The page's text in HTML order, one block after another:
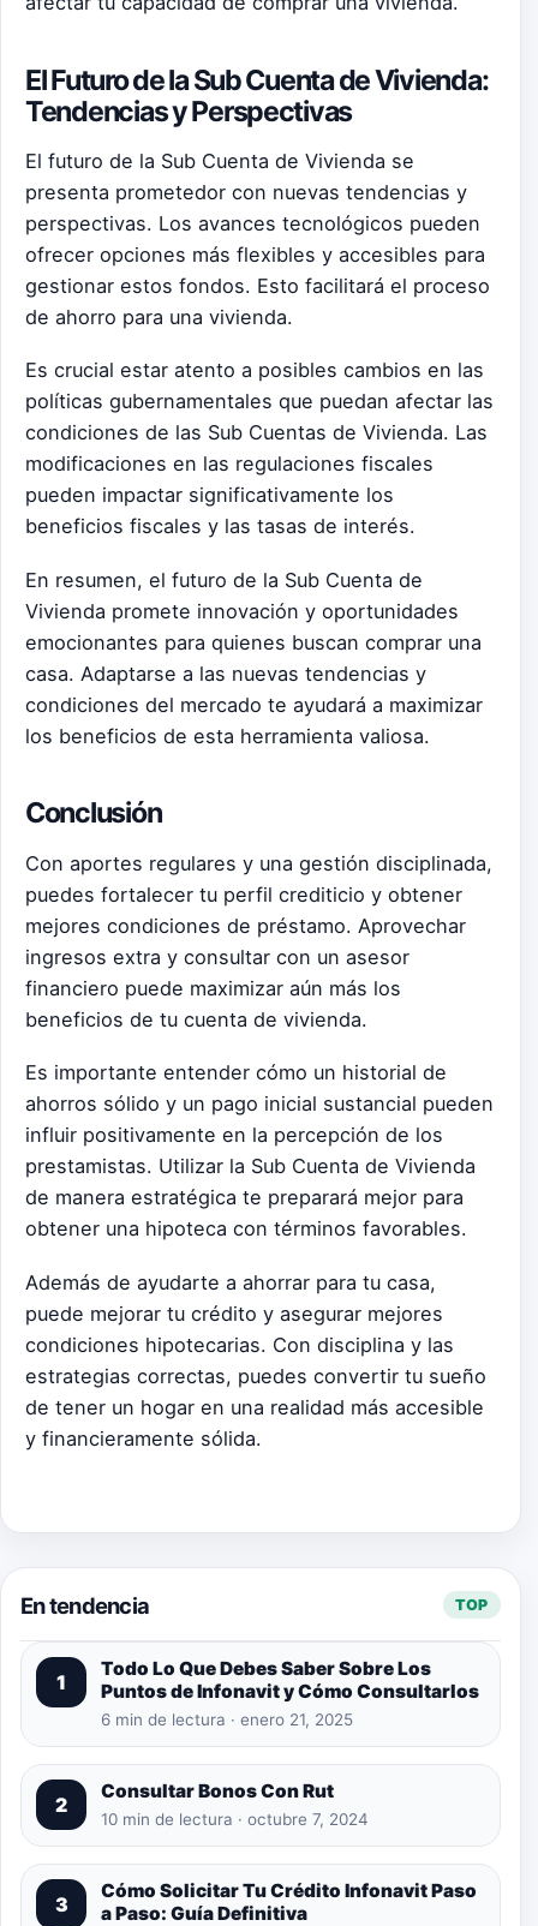
El Futuro de la Sub Cuenta de Vivienda:
Tendencias y Perspectivas
El futuro de la Sub Cuenta de Vivienda se
presenta prometedor con nuevas tendencias y
perspectivas. Los avances tecnológicos pueden
ofrecer opciones más flexibles y accesibles para
gestionar estos fondos. Esto facilitará el proceso
de ahorro para una vivienda.
Es crucial estar atento a posibles cambios en las
políticas gubernamentales que puedan afectar las
condiciones de las Sub Cuentas de Vivienda. Las
modificaciones en las regulaciones fiscales
pueden impactar significativamente los
beneficios fiscales y las tasas de interés.
En resumen, el futuro de la Sub Cuenta de
Vivienda promete innovación y oportunidades
emocionantes para quienes buscan comprar una
casa. Adaptarse a las nuevas tendencias y
condiciones del mercado te ayudará a maximizar
los beneficios de esta herramienta valiosa.
Conclusión
Con aportes regulares y una gestión disciplinada,
puedes fortalecer tu perfil crediticio y obtener
mejores condiciones de préstamo. Aprovechar
ingresos extra y consultar con un asesor
financiero puede maximizar aún más los
beneficios de tu cuenta de vivienda.
Es importante entender cómo un historial de
ahorros sólido y un pago inicial sustancial pueden
influir positivamente en la percepción de los
prestamistas. Utilizar la Sub Cuenta de Vivienda
de manera estratégica te preparará mejor para
obtener una hipoteca con términos favorables.
Además de ayudarte a ahorrar para tu casa,
puede mejorar tu crédito y asegurar mejores
condiciones hipotecarias. Con disciplina y las
estrategias correctas, puedes convertir tu sueño
de tener un hogar en una realidad más accesible
y financieramente sólida.
En tendencia TOP
1
Todo Lo Que Debes Saber Sobre Los
Puntos de Infonavit y Cómo Consultarlos
6 min de lectura · enero 21, 2025
2
Consultar Bonos Con Rut
10 min de lectura · octubre 7, 2024
3
Cómo Solicitar Tu Crédito Infonavit Paso
a Paso: Guía Definitiva